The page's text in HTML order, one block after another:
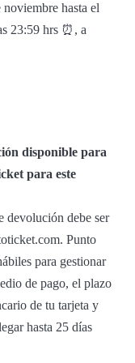
hasta el
23:59 hrs ⏰, a
disponible para
para este
devolución debe ser
Punto
para gestionar
de pago, el plazo
de tu tarjeta y
hasta 25 días